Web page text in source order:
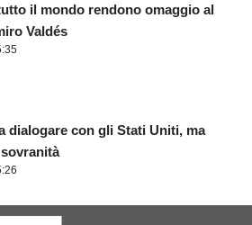
il mondo rendono omaggio al
Valdés
dialogare con gli Stati Uniti, ma